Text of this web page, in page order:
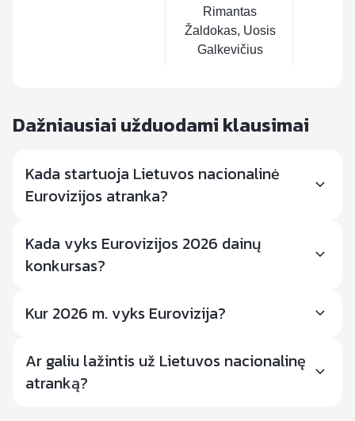
Rimantas
Žaldokas, Uosis
Galkevičius
Dažniausiai užduodami klausimai
Kada startuoja Lietuvos nacionalinė
Eurovizijos atranka?
Kada vyks Eurovizijos 2026 dainų
konkursas?
Kur 2026 m. vyks Eurovizija?
Ar galiu lažintis už Lietuvos nacionalinę
atranką?